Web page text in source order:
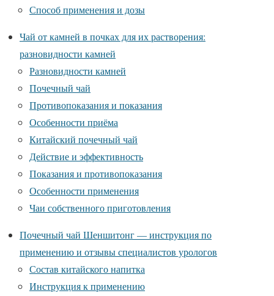
Способ применения и дозы
Чай от камней в почках для их растворения:
разновидности камней
Разновидности камней
Почечный чай
Противопоказания и показания
Особенности приёма
Китайский почечный чай
Действие и эффективность
Показания и противопоказания
Особенности применения
Чаи собственного приготовления
Почечный чай Шеншитонг — инструкция по
применению и отзывы специалистов урологов
Состав китайского напитка
Инструкция к применению